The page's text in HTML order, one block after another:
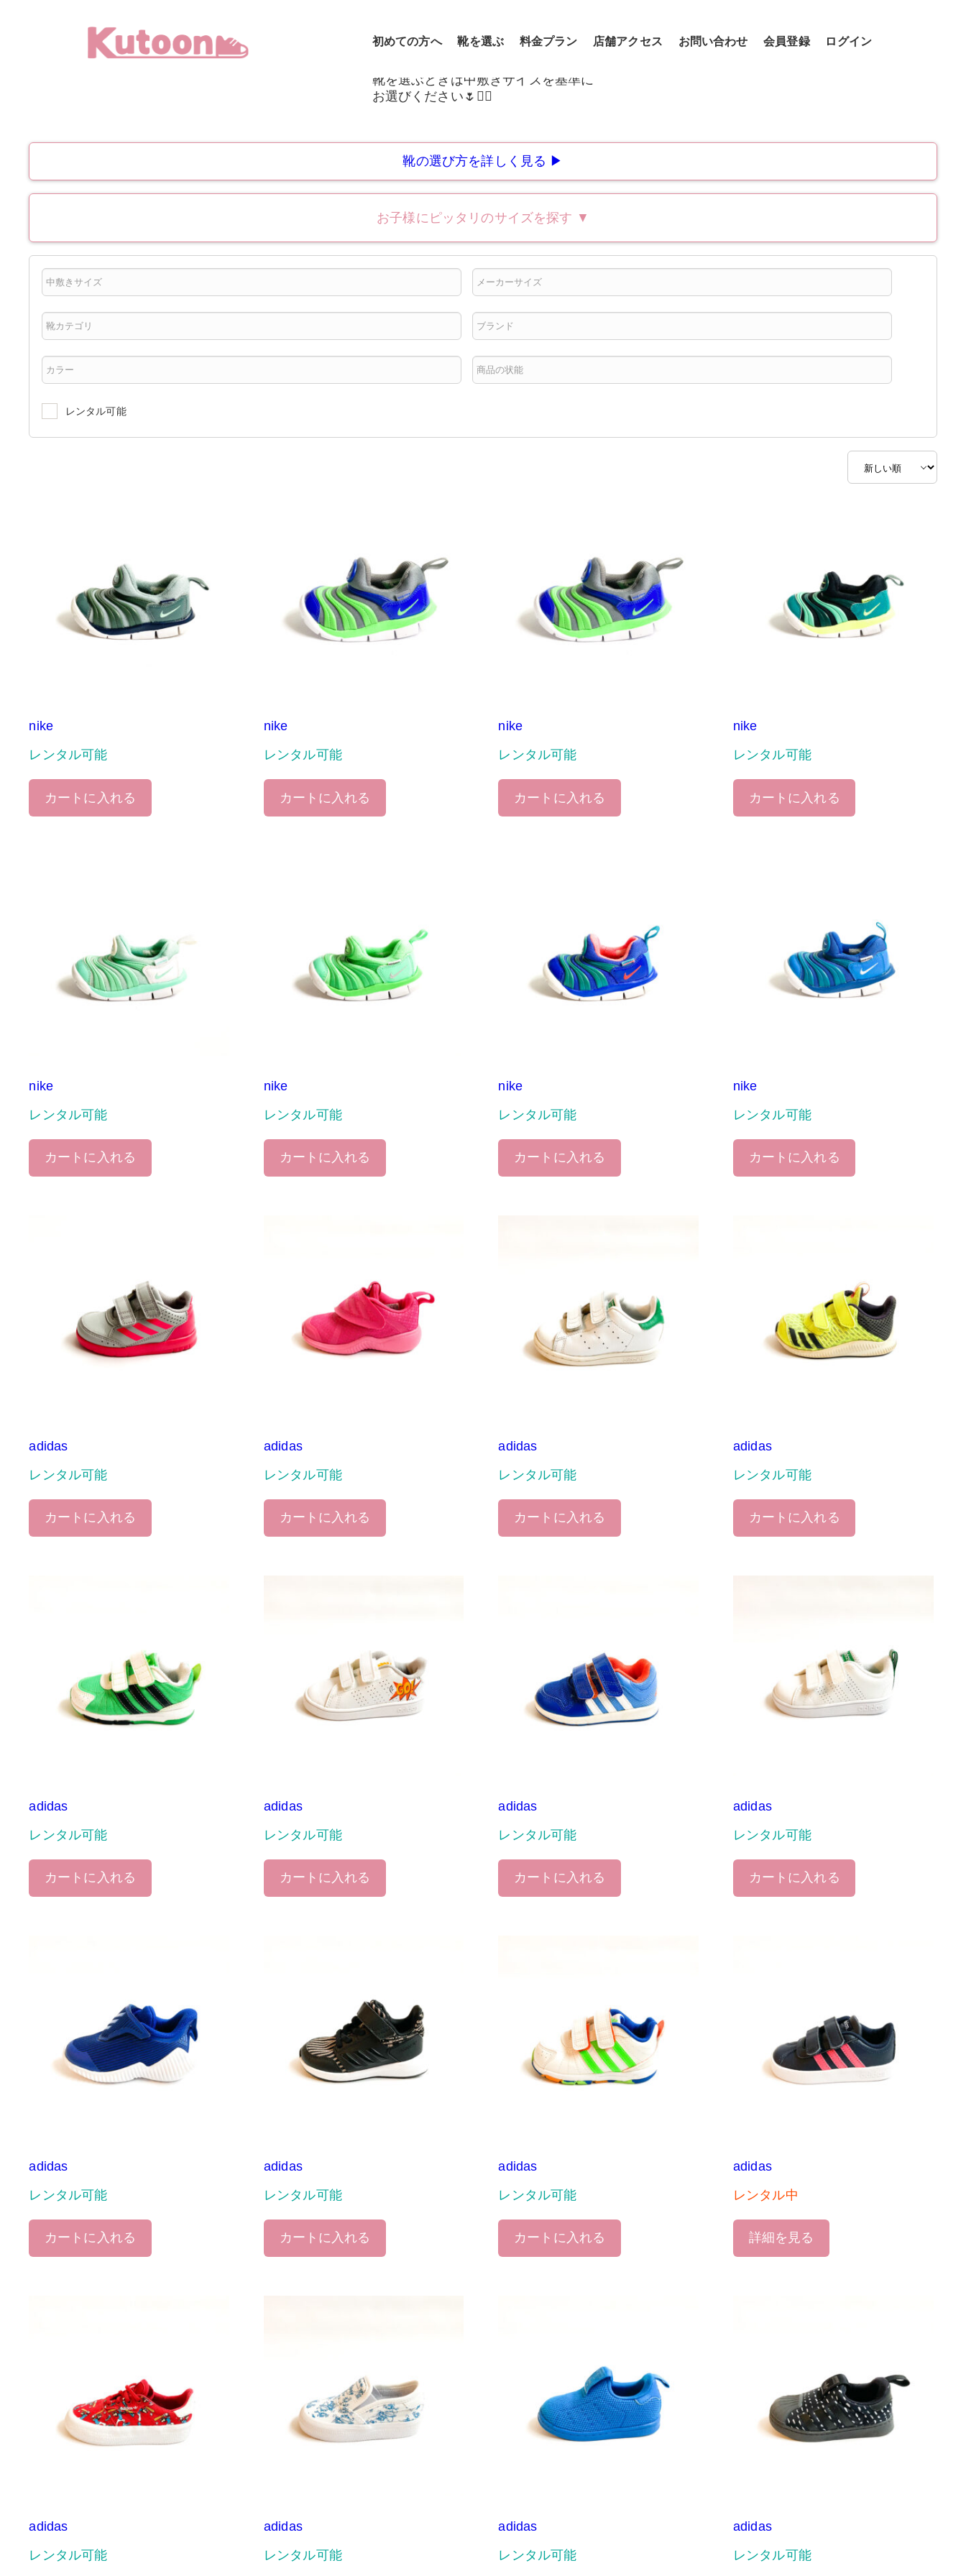
初めての方へ 靴を選ぶ 料金プラン 店舗アクセス お問い合わせ 会員登録 ログイン
靴の選び方を詳しく見る ▶
お子様にピッタリのサイズを探す ▼
レンタル可能
nike
レンタル可能
カートに入れる
nike
レンタル可能
カートに入れる
nike
レンタル可能
カートに入れる
nike
レンタル可能
カートに入れる
nike
レンタル可能
カートに入れる
nike
レンタル可能
カートに入れる
nike
レンタル可能
カートに入れる
nike
レンタル可能
カートに入れる
adidas
レンタル可能
カートに入れる
adidas
レンタル可能
カートに入れる
adidas
レンタル可能
カートに入れる
adidas
レンタル可能
カートに入れる
adidas
レンタル可能
カートに入れる
adidas
レンタル可能
カートに入れる
adidas
レンタル可能
カートに入れる
adidas
レンタル可能
カートに入れる
adidas
レンタル可能
カートに入れる
adidas
レンタル可能
カートに入れる
adidas
レンタル可能
カートに入れる
adidas
レンタル中
詳細を見る
adidas
レンタル可能
adidas
レンタル可能
adidas
レンタル可能
adidas
レンタル可能